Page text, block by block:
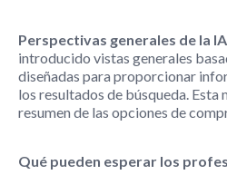
Perspectivas generales de la
introducido vistas generales
diseñadas para proporcionar
los resultados de búsqueda.
resumen de las opciones de
Qué pueden esperar los